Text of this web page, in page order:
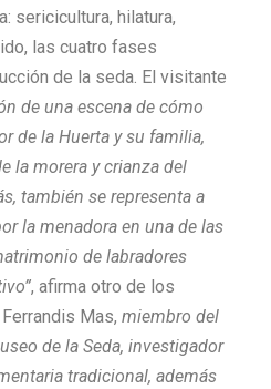
sericicultura, hilatura,
las cuatro fases
de la seda. El visitante
de una escena de cómo
de la Huerta y su familia,
la morera y crianza del
también se representa a
la menadora en una de las
de labradores
, afirma otro de los
Mas, miembro del
de la Seda, investigador
tradicional, además